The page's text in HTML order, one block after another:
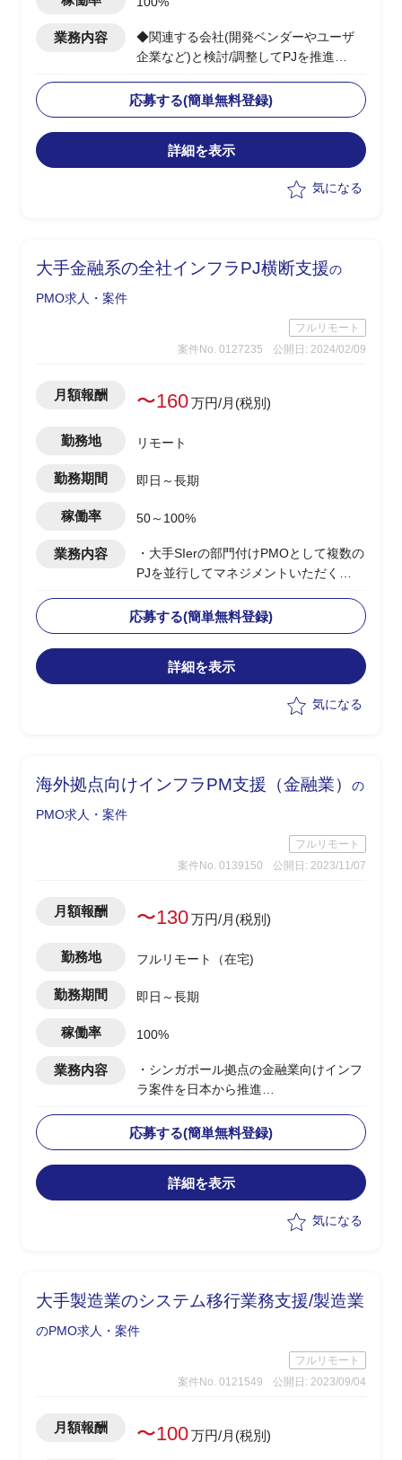
業務内容
◆関連する会社(開発ベンダーやユーザ
企業など)と検討/調整してPJを推進
のPMOを担当する
・全体としては複数年で開発する大規模
なPJ。
応募する(簡単無料登録)
詳細を表示
気になる
大手金融系の全社インフラPJ横断支援の
PMO求人・案件
フルリモート
案件No. 0127235
公開日: 2024/02/09
月額報酬 〜160万円/月(税別)
勤務地 リモート
勤務期間 即日～長期
稼働率 50～100%
業務内容
・大手SIerの部門付けPMOとして複数の
PJを並行してマネジメントいただく
ド会社に対してインフラ領域の保守、開
発を行っている
・複数PJの横断的なPMO支援(課題管
理、進捗管理など)
・必要に応じて部門全体の組織改善施策
応募する(簡単無料登録)
詳細を表示
気になる
海外拠点向けインフラPM支援（金融業）
の
PMO求人・案件
フルリモート
案件No. 0139150
公開日: 2023/11/07
月額報酬 〜130万円/月(税別)
勤務地 フルリモート（在宅)
勤務期間 即日～長期
稼働率 100%
業務内容
・シンガポール拠点の金融業向けインフ
ラ案件を日本から推進
とコミュニケーションを取る
・複数PJの上流～環境構築までがスコー
プ
・英語での成果物作成/顧客内定例MTG
応募する(簡単無料登録)
詳細を表示
気になる
大手製造業のシステム移行業務支援/製造業
のPMO求人・案件
フルリモート
案件No. 0121549
公開日: 2023/09/04
月額報酬 〜100万円/月(税別)